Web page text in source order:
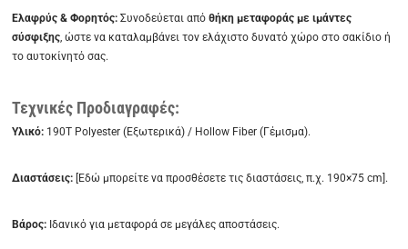
Ελαφρύς & Φορητός: Συνοδεύεται απόθήκη μεταφοράς με ιμάντες
σύσφιξης, ώστε να καταλαμβάνει τον ελάχιστο δυνατό χώρο στο σακίδιο ή
το αυτοκίνητό σας.
Τεχνικές Προδιαγραφές:
Υλικό: 190T Polyester (Εξωτερικά) / Hollow Fiber (Γέμισμα).
Διαστάσεις: [Εδώ μπορείτε να προσθέσετε τις διαστάσεις, π.χ. 190×75 cm].
Βάρος: Ιδανικό για μεταφορά σε μεγάλες αποστάσεις.